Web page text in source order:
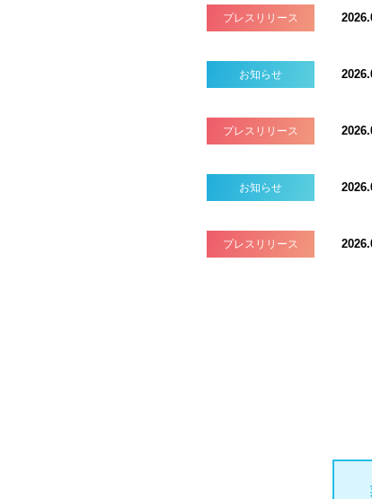
プレスリリース
お知らせ
プレスリリース
お知らせ
プレスリリース